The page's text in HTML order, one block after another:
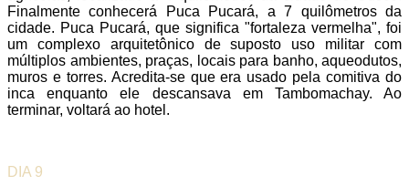
Finalmente conhecerá Puca Pucará, a 7 quilômetros da
cidade. Puca Pucará, que significa "fortaleza vermelha", foi
um complexo arquitetônico de suposto uso militar com
múltiplos ambientes, praças, locais para banho, aqueodutos,
muros e torres. Acredita-se que era usado pela comitiva do
inca enquanto ele descansava em Tambomachay. Ao
terminar, voltará ao hotel.
DIA 9